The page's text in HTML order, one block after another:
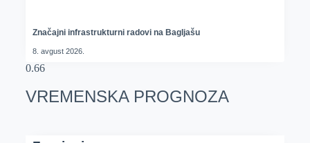
Značajni infrastrukturni radovi na Bagljašu
8. avgust 2026.
VREMENSKA PROGNOZA